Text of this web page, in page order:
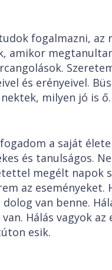
fogalmazni, az
amikor
és erényeivel.
milyen jó is ő.
a saját
és tanulságos.
megélt napok
az eseményeket.
van benne.
Hálás vagyok az
esik.